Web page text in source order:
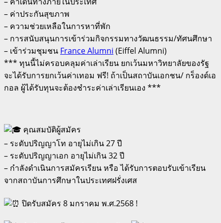
– ค่าประกันสุขภาพ
– ความช่วยเหลือในการหาที่พัก
– การสนับสนุนการเข้าร่วมกิจกรรมทางวัฒนธรรม/ทัศนศึกษา
– เข้าร่วมชุมชน France Alumni (Eiffel Alumni)
*** ทุนนี้ไม่ครอบคลุมค่าเล่าเรียน ยกเว้นมหาวิทยาลัยของรัฐ
จะได้รับการยกเว้นค่าเทอม ฟรี! ถ้าเป็นสถาบันเอกชน/ กร็องด์เอ
กอล ผู้ได้รับทุนจะต้องชำระค่าเล่าเรียนเอง ***
คุณสมบัติผู้สมัคร
– ระดับปริญญาโท อายุไม่เกิน 27 ปี
– ระดับปริญญาเอก อายุไม่เกิน 32 ปี
– กำลังดำเนินการสมัครเรียน หรือ ได้รับการตอบรับเข้าเรียน
จากสถาบันการศึกษาในประเทศฝรั่งเศส
ปิดรับสมัคร 8 มกราคม พ.ศ.2568 !